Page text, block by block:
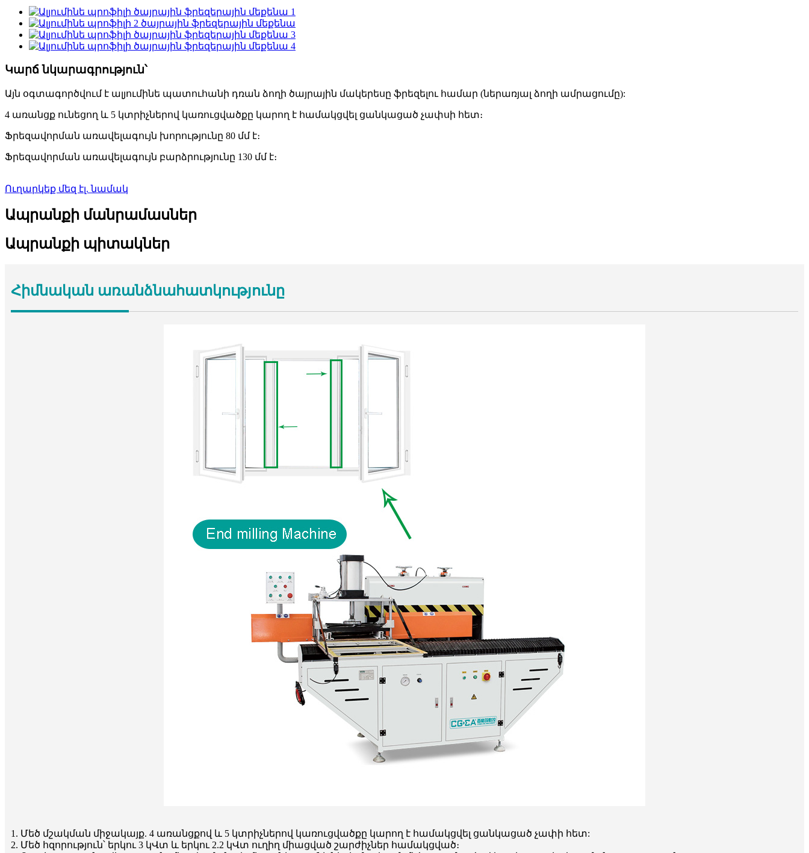
Կարճ նկարագրություն՝
Այն օգտագործվում է ալյումինե պատուհանի դռան ձողի ծայրային մակերեսը ֆրեզելու համար (ներառյալ ձողի ամրացումը):
4 առանցք ունեցող և 5 կտրիչներով կառուցվածքը կարող է համակցվել ցանկացած չափսի հետ։
Ֆրեզավորման առավելագույն խորությունը 80 մմ է։
Ֆրեզավորման առավելագույն բարձրությունը 130 մմ է։
Ուղարկեք մեզ էլ. նամակ
Ապրանքի մանրամասներ
Ապրանքի պիտակներ
Հիմնական առանձնահատկությունը
1. Մեծ մշակման միջակայք. 4 առանցքով և 5 կտրիչներով կառուցվածքը կարող է համակցվել ցանկացած չափի հետ:
2. Մեծ հզորություն՝ երկու 3 կՎտ և երկու 2.2 կՎտ ուղիղ միացված շարժիչներ համակցված։